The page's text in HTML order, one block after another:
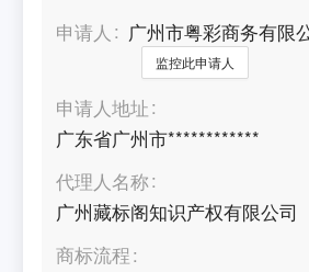
申请人
广州市粤彩商务有限
监控此申请人
申请人地址
广东省广州市************
代理人名称
广州藏标阁知识产权有限公司
商标流程